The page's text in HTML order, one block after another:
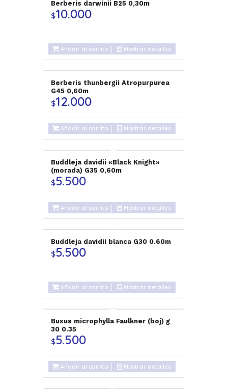
Berberis darwinii B25 0,30m
$10.000
Añadir al carrito Mostrar detalles
Berberis thunbergii Atropurpurea
G45 0,60m
$12.000
Añadir al carrito Mostrar detalles
Buddleja davidii «Black Knight»
(morada) G35 0,60m
$5.500
Añadir al carrito Mostrar detalles
Buddleja davidii blanca G30 0.60m
$5.500
Añadir al carrito Mostrar detalles
Buxus microphylla Faulkner (boj) g
30 0.35
$5.500
Añadir al carrito Mostrar detalles